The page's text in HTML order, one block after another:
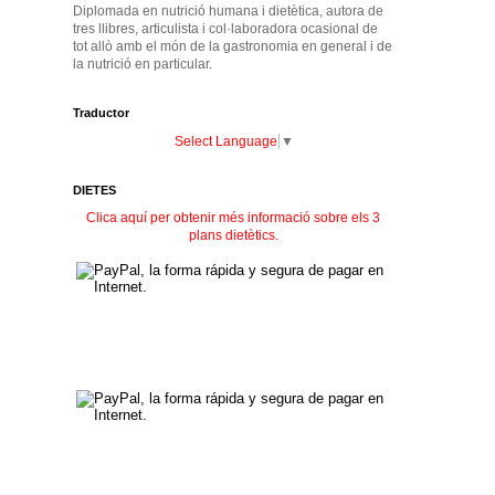
Diplomada en nutrició humana i dietètica, autora de
tres llibres, articulista i col·laboradora ocasional de
tot allò amb el món de la gastronomia en general i de
la nutrició en particular.
Traductor
Select Language ▼
DIETES
Clica aquí per obtenir més informació sobre els 3
plans dietètics.